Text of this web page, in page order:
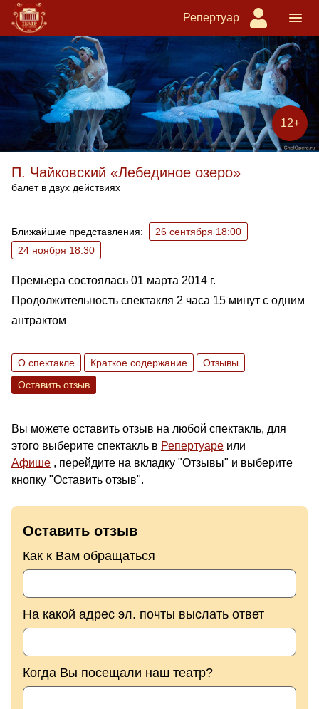
Репертуар
12+
П. Чайковский «Лебединое озеро»
балет в двух действиях
Ближайшие представления:
26 сентября 18:00
24 ноября 18:30
Премьера состоялась 01 марта 2014 г.
Продолжительность спектакля 2 часа 15 минут с одним
антрактом
О спектакле Краткое содержание
Отзывы
Оставить отзыв
Вы можете оставить отзыв на любой спектакль, для
этого выберите спектакль в Репертуаре или
Афише , перейдите на вкладку "Отзывы" и выберите
кнопку "Оставить отзыв".
Оставить отзыв
Как к Вам обращаться
На какой адрес эл. почты выслать ответ
Когда Вы посещали наш театр?